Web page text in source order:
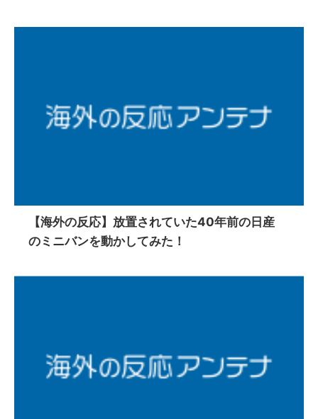
【海外の反応】放置されていた40年前の日産
のミニバンを動かしてみた！